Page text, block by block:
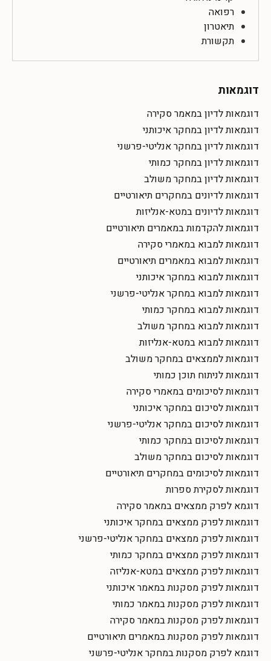
רפואה
תיאטרון
תקשורת
דוגמאות
דוגמאות לדיון במאמר סקירה
דוגמאות לדיון במחקר איכותני
דוגמאות לדיון במחקר אנליטי-פרשני
דוגמאות לדיון במחקר כמותי
דוגמאות לדיון במחקר משולב
דוגמאות לדיונים במחקרים תיאורטיים
דוגמאות לדיונים במטא-אנליזות
דוגמאות להקדמות במאמרים תיאורטיים
דוגמאות למבוא במאמרי סקירה
דוגמאות למבוא במאמרים תיאורטיים
דוגמאות למבוא במחקר איכותני
דוגמאות למבוא במחקר אנליטי-פרשני
דוגמאות למבוא במחקר כמותי
דוגמאות למבוא במחקר משולב
דוגמאות למבוא במטא-אנליזות
דוגמאות לממצאים במחקר משולב
דוגמאות לניתוח תוכן כמותי
דוגמאות לסיכומים במאמרי סקירה
דוגמאות לסיכום במחקר איכותני
דוגמאות לסיכום במחקר אנליטי-פרשני
דוגמאות לסיכום במחקר כמותי
דוגמאות לסיכום במחקר משולב
דוגמאות לסיכומים במחקרים תיאורטיים
דוגמאות לסקירת ספרות
דוגמא לפרק ממצאים במאמר סקירה
דוגמאות לפרק ממצאים במחקר איכותני
דוגמאות לפרק ממצאים במחקר אנליטי-פרשני
דוגמאות לפרק ממצאים במחקר כמותי
דוגמאות לפרק ממצאים במטא-אנליזה
דוגמאות לפרק מסקנות במאמר איכותני
דוגמאות לפרק מסקנות במאמר כמותי
דוגמאות לפרק מסקנות במאמר סקירה
דוגמאות לפרק מסקנות במאמרים תיאורטיים
דוגמא לפרק מסקנות במחקר אנליטי-פרשני